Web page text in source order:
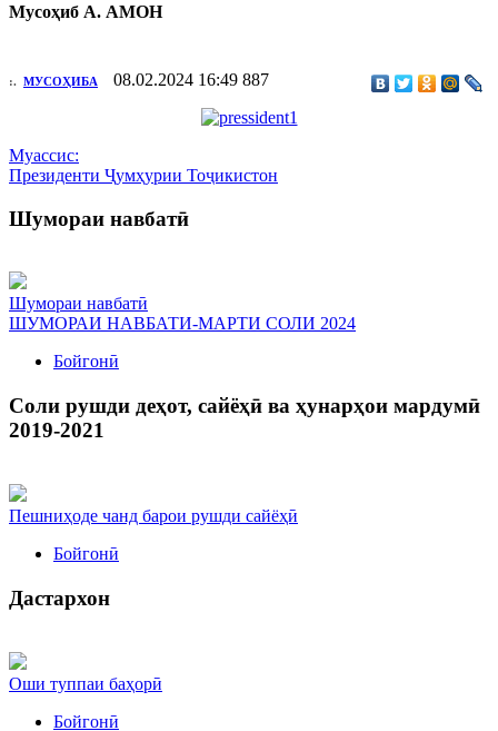
Мусоҳиб А. АМОН
:. МУСОҲИБА 08.02.2024 16:49 887
Муассис:
Президенти Ҷумҳурии Тоҷикистон
Шумораи навбатӣ
Шумораи навбатӣ
ШУМОРАИ НАВБАТИ-МАРТИ СОЛИ 2024
Бойгонӣ
Соли рушди деҳот, сайёҳӣ ва ҳунарҳои мардумӣ
2019-2021
Пешниҳоде чанд барои рушди сайёҳӣ
Бойгонӣ
Дастархон
Оши туппаи баҳорӣ
Бойгонӣ